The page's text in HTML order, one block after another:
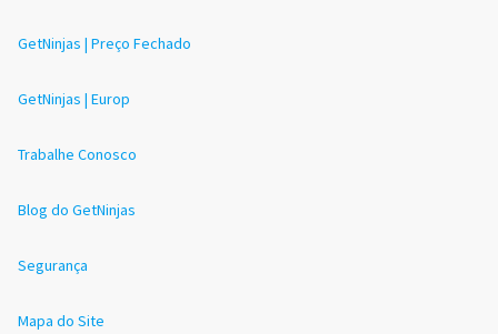
GetNinjas | Preço Fechado
GetNinjas | Europ
Trabalhe Conosco
Blog do GetNinjas
Segurança
Mapa do Site